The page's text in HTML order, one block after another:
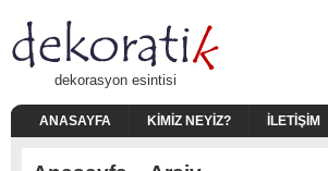
dekorasyon esintisi
ANASAYFA KIMIZ NEYIZ? İLETIŞIM